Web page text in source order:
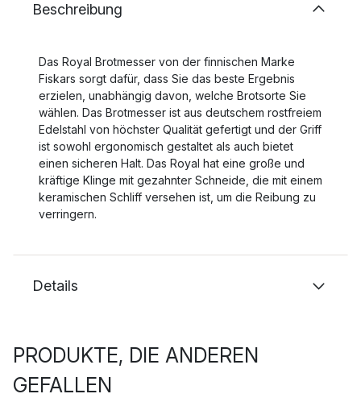
Beschreibung
Das Royal Brotmesser von der finnischen Marke
Fiskars sorgt dafür, dass Sie das beste Ergebnis
erzielen, unabhängig davon, welche Brotsorte Sie
wählen. Das Brotmesser ist aus deutschem rostfreiem
Edelstahl von höchster Qualität gefertigt und der Griff
ist sowohl ergonomisch gestaltet als auch bietet
einen sicheren Halt. Das Royal hat eine große und
kräftige Klinge mit gezahnter Schneide, die mit einem
keramischen Schliff versehen ist, um die Reibung zu
verringern.
Details
PRODUKTE, DIE ANDEREN
GEFALLEN